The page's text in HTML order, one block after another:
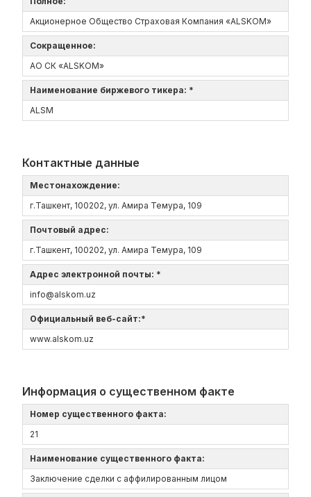
Акционерное Общество Страховая Компания «ALSKOM»
Сокращенное:
АО СК «ALSKOM»
Наименование биржевого тикера: *
ALSM
Контактные данные
Местонахождение:
г.Ташкент, 100202, ул. Амира Темура, 109
Почтовый адрес:
г.Ташкент, 100202, ул. Амира Темура, 109
Адрес электронной почты: *
info@alskom.uz
Официальный веб-сайт:*
www.alskom.uz
Информация о существенном факте
Номер существенного факта:
21
Наименование существенного факта:
Заключение сделки с аффилированным лицом